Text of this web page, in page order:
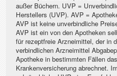
außer Büchern. UVP =
Herstellers (UVP). AVP =
AVP ist keine unverbindliche
AVP ist ein von den Apotheken
für rezeptfreie Arzneimittel, der in
verbindlichen Arzneimittel
Apotheke in bestimmten Fällen
Krankenversicherung abrechnet.